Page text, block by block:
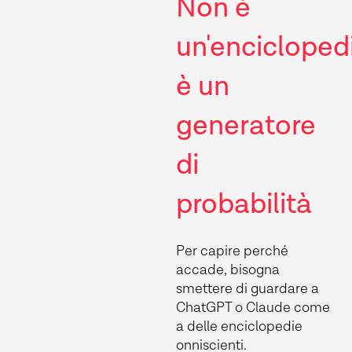
Non è
è un
generatore
di
probabilità
Per capire perché
accade, bisogna
smettere di guardare a
ChatGPT o Claude come
a delle enciclopedie
onniscienti.